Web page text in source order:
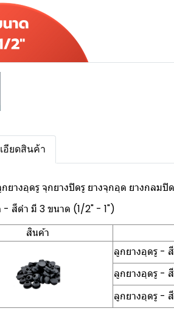
อียดสินค้า
ยางอุดรู จุกยางปิดรู ยางจุกอุด ยางกลมปิ
- สีดำ มี 3 ขนาด (1/2" - 1")
สินค้า
ลูกยางอุดรู -
ลูกยางอุดรู -
ลูกยางอุดรู -